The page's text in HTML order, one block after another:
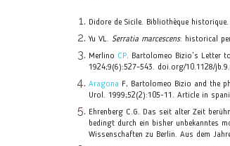
Didore de Sicile. Bibliothèque
Yu VL. Serratia marcescens: historical
Merlino CP, Bartolomeo Bizio’s Letter
1924;9(6):527–543. doi.org/10.1128/
Aragona F, Bartolomeo Bizio and the
Urol. 1999;52(2):105-11. Article in
Ehrenberg C.G. Das seit alter Zeit
bedingt durch ein bisher unbekanntes
Wissenschaften zu Berlin. Aus dem